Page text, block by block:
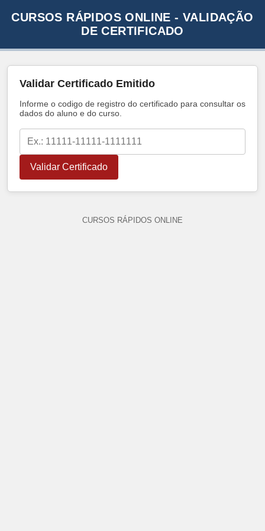
CURSOS RÁPIDOS ONLINE - VALIDAÇÃO
DE CERTIFICADO
Validar Certificado Emitido
Informe o codigo de registro do certificado para consultar os
dados do aluno e do curso.
Validar Certificado
CURSOS RÁPIDOS ONLINE